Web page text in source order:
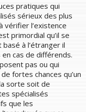
pratiques qui
sérieux des plus
vérifier l’existence
primordial qu’il se
à l’étranger il
cas de différends.
pas ou qui
fortes chances qu’un
sorte soit de
spécialisés
que les